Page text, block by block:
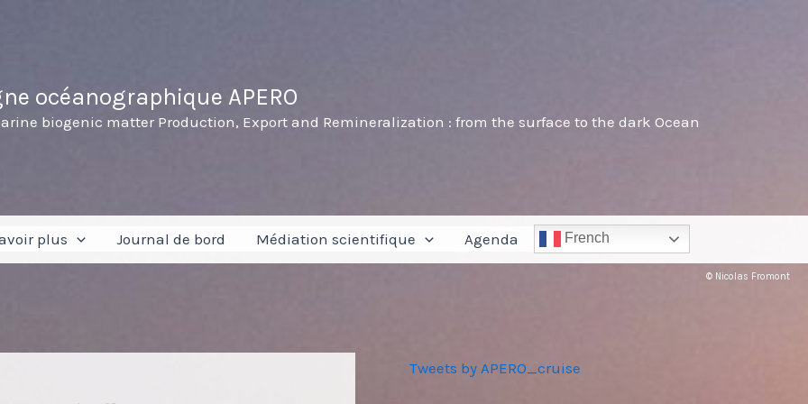
océanographique APERO
biogenic matter Production, Export and Remineralization : from the surface to the dark Ocean
plus Journal de bord Médiation scientifique Agenda French
Rechercher
© Nicolas Fromont
Tweets by APERO_cruise